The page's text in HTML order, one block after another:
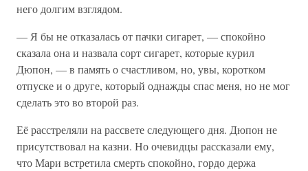
него долгим взглядом.
— Я бы не отказалась от пачки сигарет, — спокойно
сказала она и назвала сорт сигарет, которые курил
Дюпон, — в память о счастливом, но, увы, коротком
отпуске и о друге, который однажды спас меня, но не мог
сделать это во второй раз.
Её расстреляли на рассвете следующего дня. Дюпон не
присутствовал на казни. Но очевидцы рассказали ему,
что Мари встретила смерть спокойно, гордо держа